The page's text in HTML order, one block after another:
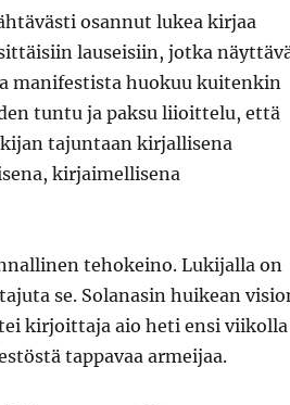
osannut lukea kirjaa
lauseisiin, jotka
manifestista huokuu kuitenkin
tuntu ja paksu liioittelu, että
tajuntaan kirjallisena
kirjaimellisena
tehokeino. Lukijalla on
se. Solanasin huikean
kirjoittaja aio heti ensi viikolla
tappavaa armeijaa.